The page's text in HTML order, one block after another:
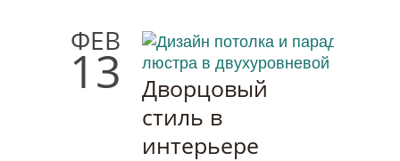
ФЕВ
13
Дворцовый
стиль в
интерьере